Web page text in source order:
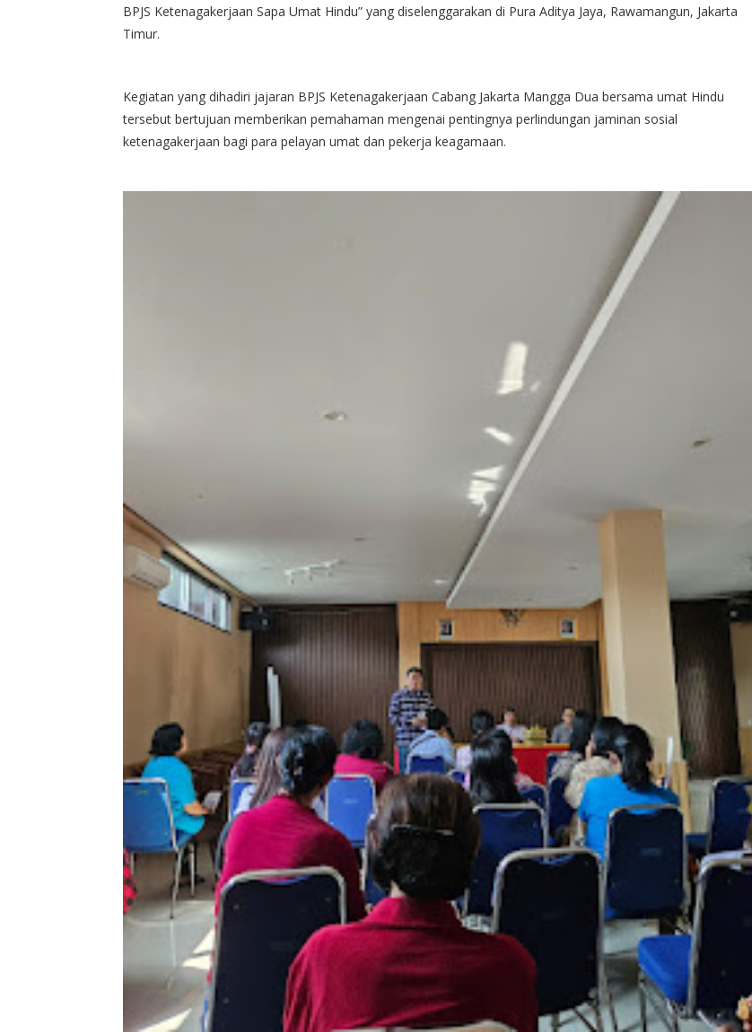
BPJS Ketenagakerjaan Sapa Umat Hindu” yang diselenggarakan di Pura Aditya Jaya, Rawamangun, Jakarta
Timur.
Kegiatan yang dihadiri jajaran BPJS Ketenagakerjaan Cabang Jakarta Mangga Dua bersama umat Hindu
tersebut bertujuan memberikan pemahaman mengenai pentingnya perlindungan jaminan sosial
ketenagakerjaan bagi para pelayan umat dan pekerja keagamaan.